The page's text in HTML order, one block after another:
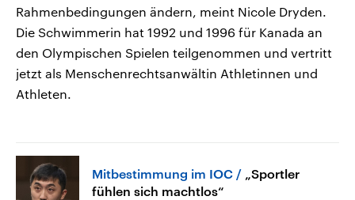
Rahmenbedingungen ändern, meint Nicole Dryden.
Die Schwimmerin hat 1992 und 1996 für Kanada an
den Olympischen Spielen teilgenommen und vertritt
jetzt als Menschenrechtsanwältin Athletinnen und
Athleten.
Mitbestimmung im IOC
„Sportler
fühlen sich machtlos“